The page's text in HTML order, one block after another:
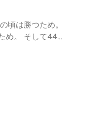
44歳
メント・レター